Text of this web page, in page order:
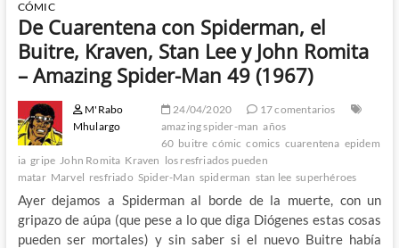
CÓMIC
De Cuarentena con Spiderman, el
Buitre, Kraven, Stan Lee y John Romita
– Amazing Spider-Man 49 (1967)
M'Rabo
Mhulargo
24/04/2020
17 comentarios
amazing spider-man años
60 buitre cómic comics cuarentena epidem
ia gripe John Romita Kraven los resfriados pueden
matar Marvel resfriado Spider-Man spiderman stan lee superhéroes
Ayer dejamos a Spiderman al borde de la muerte, con un
gripazo de aúpa (que pese a lo que diga Diógenes estas cosas
pueden ser mortales) y sin saber si el nuevo Buitre había